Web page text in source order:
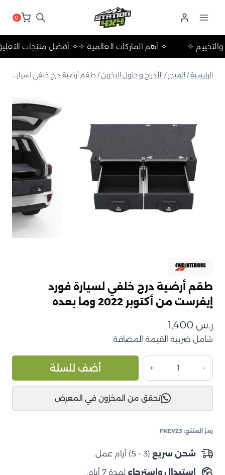
0
✧ أفضل منتجات✧ أهم الماركات العالمية ✧ والتخييم ✧
الرئيسية/ المتجر / الأدراج و حلول التخزين/ طقم أرضية درج خلفي لسيارة فورد إيفرست من أكتوبر 2022 وما بعده
طقم أرضية درج خلفي لسيارة فورد
إيفرست من أكتوبر 2022 وما بعده
ر.س
شامل ضريبة القيمة المضافة
كمية
طقم
أرضية
خلفي
فورد
إيفرست
أضف للسلة
تحقق من المخزون في المعرض
رمز المنتج: FKEV23
شحن سريع (3 – 5) أيام عمل.
استبدال واسترجاع لمدة 7 أيام.